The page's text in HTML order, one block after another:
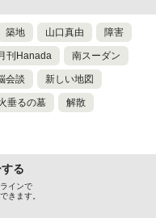
築地 山口真由 障害
刊Hanada 南スーダン
会談 新しい地図
垂るの墓 解散
る
インで
きます。